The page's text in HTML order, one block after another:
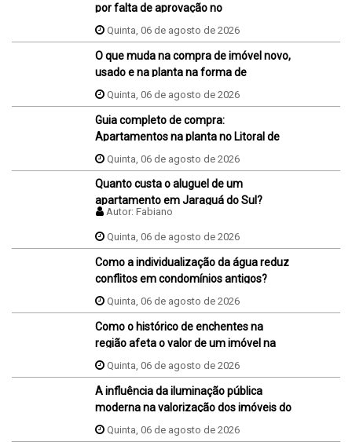
por falta de aprovação no
financiamento, ele perde o sinal dados
na proposta?
Quinta, 06 de agosto de 2026
O que muda na compra de imóvel novo,
usado e na planta na forma de
pagamento?
Quinta, 06 de agosto de 2026
Guia completo de compra:
Apartamentos na planta no Litoral de
SCQuinta, 06 de agosto de 2026
Quanto custa o aluguel de um
apartamento em Jaraguá do Sul?
Autor: Fabiano
Quinta, 06 de agosto de 2026
Como a individualização da água reduz
conflitos em condomínios antigos?
Quinta, 06 de agosto de 2026
Como o histórico de enchentes na
região afeta o valor de um imóvel na
hora da venda ou da compra?
Quinta, 06 de agosto de 2026
A influência da iluminação pública
moderna na valorização dos imóveis do
bairroQuinta, 06 de agosto de 2026